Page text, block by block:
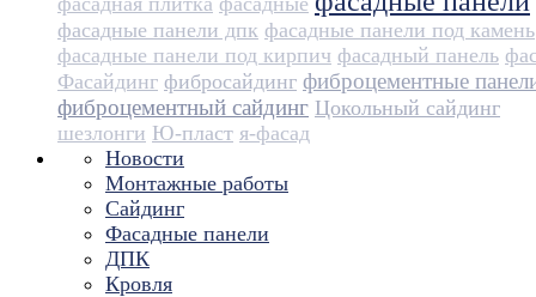
фасадные панели дпк фасадные панели под камень
фасадные панели под кирпич фасадный панель
Фасайдинг фибросайдинг фиброцементные
фиброцементный сайдинг Цокольный сайдинг
шезлонги Ю-пласт я-фасад
Новости
Монтажные работы
Сайдинг
Фасадные панели
ДПК
Кровля